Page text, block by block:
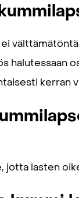
halutessaan
kerran
lasten